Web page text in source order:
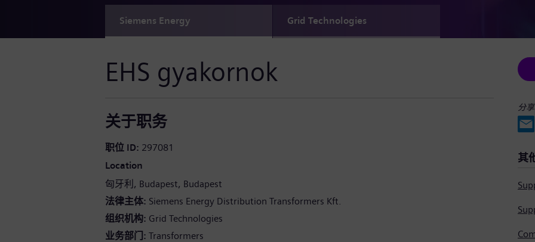
Siemens Energy Grid Technologies
EHS gyakornok
关于职务
职位 ID 297081
Location
匈牙利
Budapest Budapest
法律主体 Siemens Energy Distribution Transformers Kft.
组织机构 Grid Technologies
业务部门 Transformers
分享
其